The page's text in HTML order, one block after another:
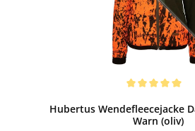
Hubertus Wendefleecejacke
Warn (oliv)